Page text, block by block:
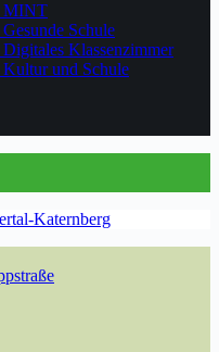
MINT
Schule
Klassenzimmer
Kultur und Schule